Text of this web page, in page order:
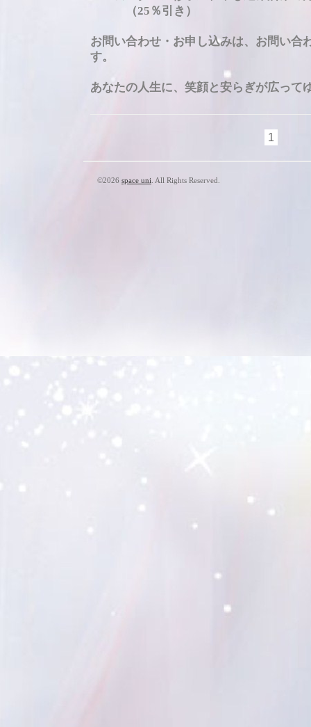
（25％引き）
お問い合わせ・お申し込みは、お問い合
す。
あなたの人生に、笑顔と安らぎが広って
1
©2026 space uni . All Rights Reserved.